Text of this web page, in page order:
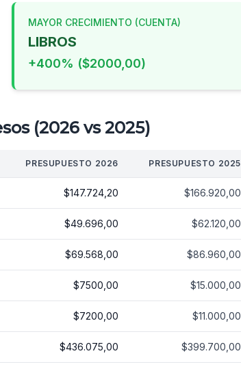
MAYOR CRECIMIENTO (CUENTA)
LIBROS
+400% ($2000,00)
(2026 vs 2025)
PRESUPUESTO 2026 PRESUPUESTO 2025
$147.724,20 $166.920,00
$49.696,00 $62.120,00
$69.568,00 $86.960,00
$7500,00 $15.000,00
$7200,00 $11.000,00
$436.075,00 $399.700,00